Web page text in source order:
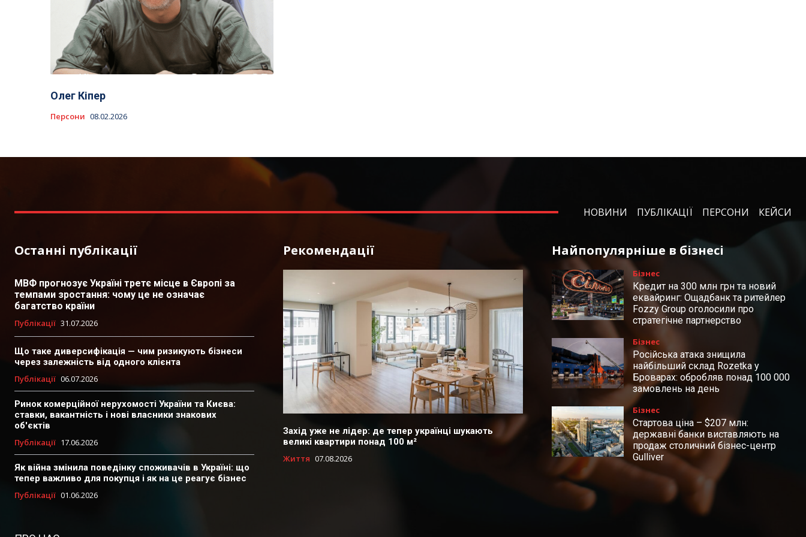
Олег Кіпер
Персони 08.02.2026
НОВИНИ ПУБЛІКАЦІЇ ПЕРСОНИ КЕЙСИ
Останні публікації
МВФ прогнозує Україні третє місце в Європі за
темпами зростання: чому це не означає
багатство країни
Публікації 31.07.2026
Що таке диверсифікація — чим ризикують бізнеси
через залежність від одного клієнта
Публікації 06.07.2026
Ринок комерційної нерухомості України та Києва:
ставки, вакантність і нові власники знакових
об'єктів
Публікації 17.06.2026
Як війна змінила поведінку споживачів в Україні: що
тепер важливо для покупця і як на це реагує бізнес
Публікації 01.06.2026
Рекомендації
Захід уже не лідер: де тепер українці шукають
великі квартири понад 100 м²
Життя 07.08.2026
Найпопулярніше в бізнесі
Бізнес
Кредит на 300 млн грн та новий
еквайринг: Ощадбанк та ритейлер
Fozzy Group оголосили про
стратегічне партнерство
Бізнес
Російська атака знищила
найбільший склад Rozetka у
Броварах: обробляв понад 100 000
замовлень на день
Бізнес
Стартова ціна – $207 млн:
державні банки виставляють на
продаж столичний бізнес-центр
Gulliver